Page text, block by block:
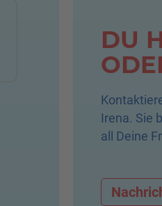
DU
Irena. Sie
all Deine